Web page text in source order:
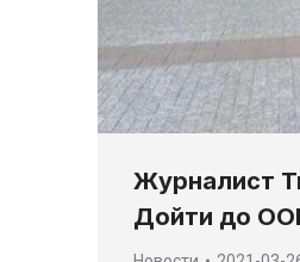
Журналист
Дойти до